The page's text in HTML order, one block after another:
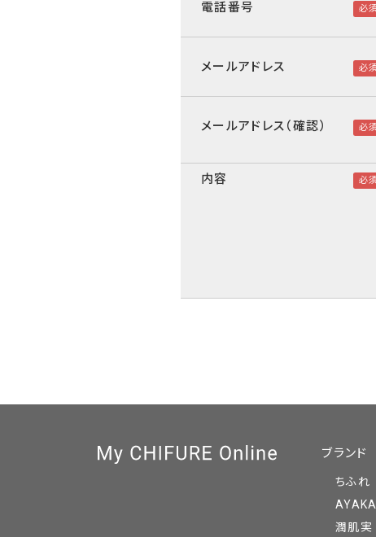
電話番号
メールアドレス
メールアドレス（確認）
内容
ブランド
ちふれ
AYAKA
潤肌実